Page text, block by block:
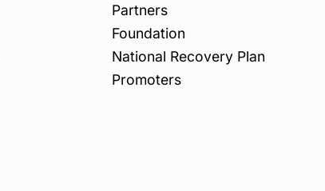
Partners
Foundation
National Recovery Plan
Promoters